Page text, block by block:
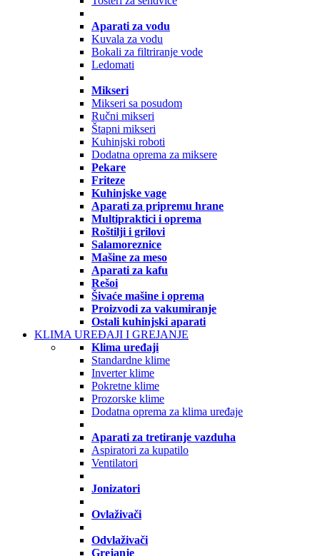
Aparati za vodu
Kuvala za vodu
Bokali za filtriranje vode
Ledomati
Mikseri
Mikseri sa posudom
Ručni mikseri
Štapni mikseri
Kuhinjski roboti
Dodatna oprema za miksere
Pekare
Friteze
Kuhinjske vage
Aparati za pripremu hrane
Multipraktici i oprema
Roštilji i grilovi
Salamoreznice
Mašine za meso
Aparati za kafu
Rešoi
Šivaće mašine i oprema
Proizvodi za vakumiranje
Ostali kuhinjski aparati
KLIMA UREĐAJI I GREJANJE
Klima uređaji
Standardne klime
Inverter klime
Pokretne klime
Prozorske klime
Dodatna oprema za klima uređaje
Aparati za tretiranje vazduha
Aspiratori za kupatilo
Ventilatori
Jonizatori
Ovlaživači
Odvlaživači
Grejanje